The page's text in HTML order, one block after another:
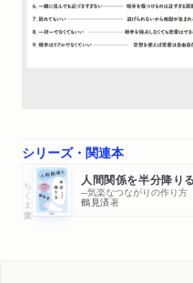
WEB2022/09/16
佐賀新聞のウェブサイト Fit
ダイヤモンド・オンラインに
した。
WEB2022/09/10
シリーズ・関連本
ちくま文庫 人間関係を半分降
─気楽なつながりの作り方
鶴見済著